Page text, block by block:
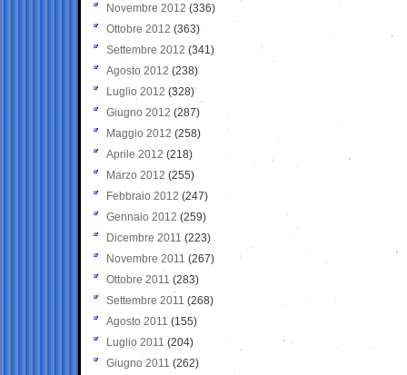
Novembre 2012 (336)
Ottobre 2012 (363)
Settembre 2012 (341)
Agosto 2012 (238)
Luglio 2012 (328)
Giugno 2012 (287)
Maggio 2012 (258)
Aprile 2012 (218)
Marzo 2012 (255)
Febbraio 2012 (247)
Gennaio 2012 (259)
Dicembre 2011 (223)
Novembre 2011 (267)
Ottobre 2011 (283)
Settembre 2011 (268)
Agosto 2011 (155)
Luglio 2011 (204)
Giugno 2011 (262)